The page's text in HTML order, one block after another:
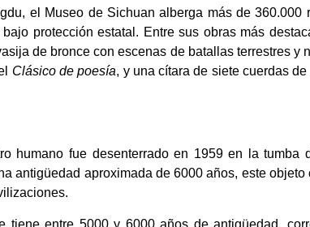
el Museo de Sichuan alberga más de 360.000
protección estatal. Entre sus obras más
de bronce con escenas de batallas terrestres y
Clásico de poesía, y una cítara de siete cuerdas
humano fue desenterrado en 1959 en la tumba
antigüedad aproximada de 6000 años, este
tiene entre 5000 y 6000 años de antigüedad,